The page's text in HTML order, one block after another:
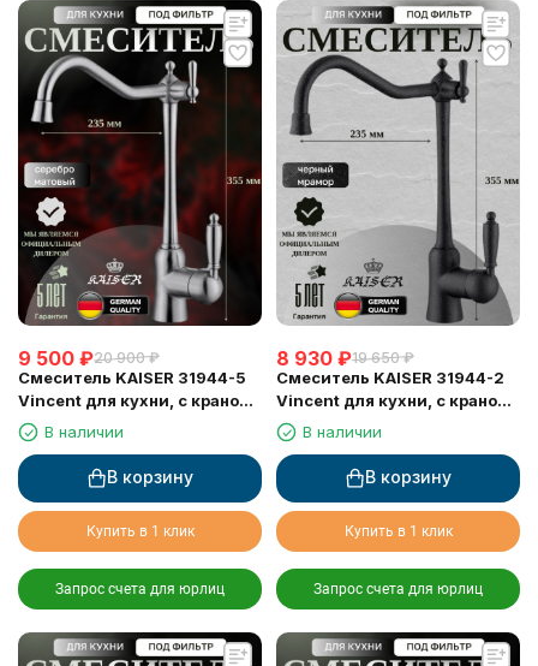
9 500 ₽20 900 ₽
Смеситель KAISER 31944-5
Vincent для кухни, с краном
для питьевой воды, серебро
В наличии
В корзину
Купить в 1 клик
Запрос счета для юрлиц
8 930 ₽19 650 ₽
Смеситель KAISER 31944-2
Vincent для кухни, с краном
для питьевой воды, черный
мрамор
В наличии
В корзину
Купить в 1 клик
Запрос счета для юрлиц